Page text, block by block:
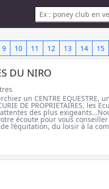
9 10 11 12 13 14 15
DU NIRO
un CENTRE EQUESTRE,
DE PROPRIETAIRES, les
des plus
écoute pour vous
l’équitation, du loisir à la